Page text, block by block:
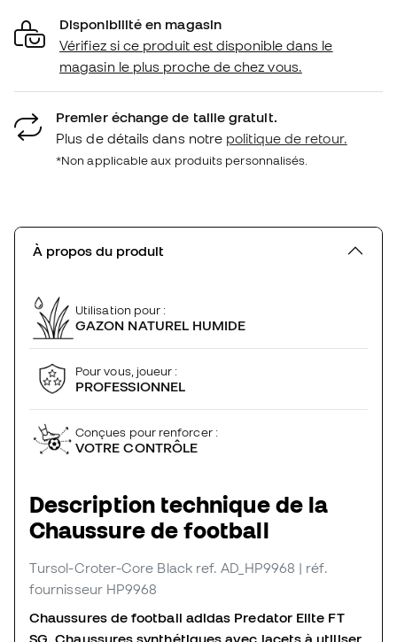
Disponibilité en magasin
Vérifiez si ce produit est disponible dans le
magasin le plus proche de chez vous.
Premier échange de taille gratuit.
Plus de détails dans notre politique de retour.
*Non applicable aux produits personnalisés.
À propos du produit
Utilisation pour :
GAZON NATUREL HUMIDE
Pour vous, joueur :
PROFESSIONNEL
Conçues pour renforcer :
VOTRE CONTRÔLE
Description technique de la
Chaussure de football
Tursol-Croter-Core Black ref. AD_HP9968 | réf.
fournisseur HP9968
Chaussures de football adidas Predator Elite FT
SG. Chaussures synthétiques avec lacets à utiliser